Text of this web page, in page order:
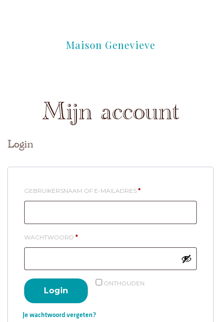
Maison Genevieve
Mijn account
Login
GEBRUIKERSNAAM OF E-MAILADRES *VEREIST
WACHTWOORD *VEREIST
ONTHOUDEN
Login
Je wachtwoord vergeten?